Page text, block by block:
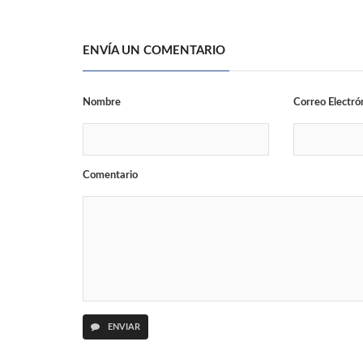
ENVÍA UN COMENTARIO
Nombre Correo
Comentario
ENVIAR